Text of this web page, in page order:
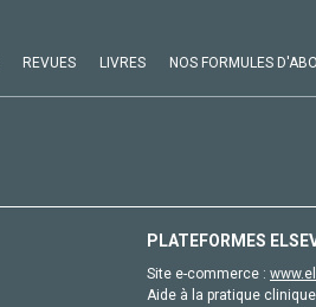
REVUES LIVRES NOS FORMULES
PLATEFORMES
Site e-commerce :
Aide à la pratique